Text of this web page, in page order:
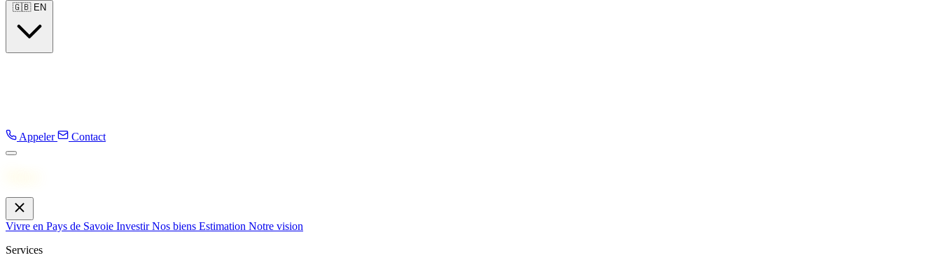
🇬🇧 EN
Appeler Contact
Vivre en Pays de Savoie InvestirNos biens Estimation Notre vision
Services